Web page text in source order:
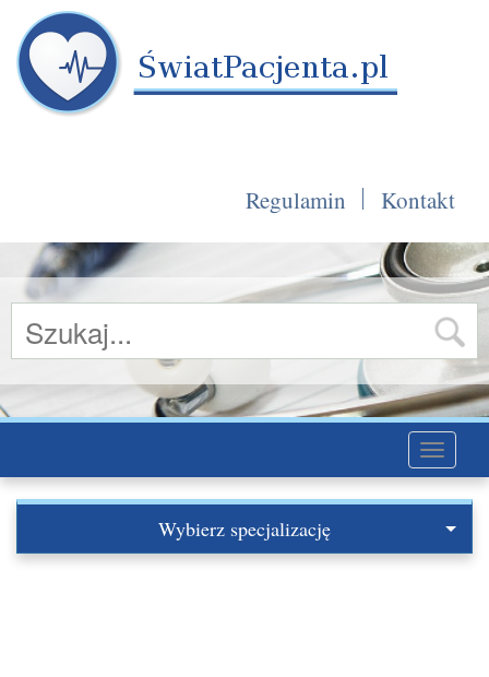
Regulamin Kontakt
Toggle
Wybierz specjalizację